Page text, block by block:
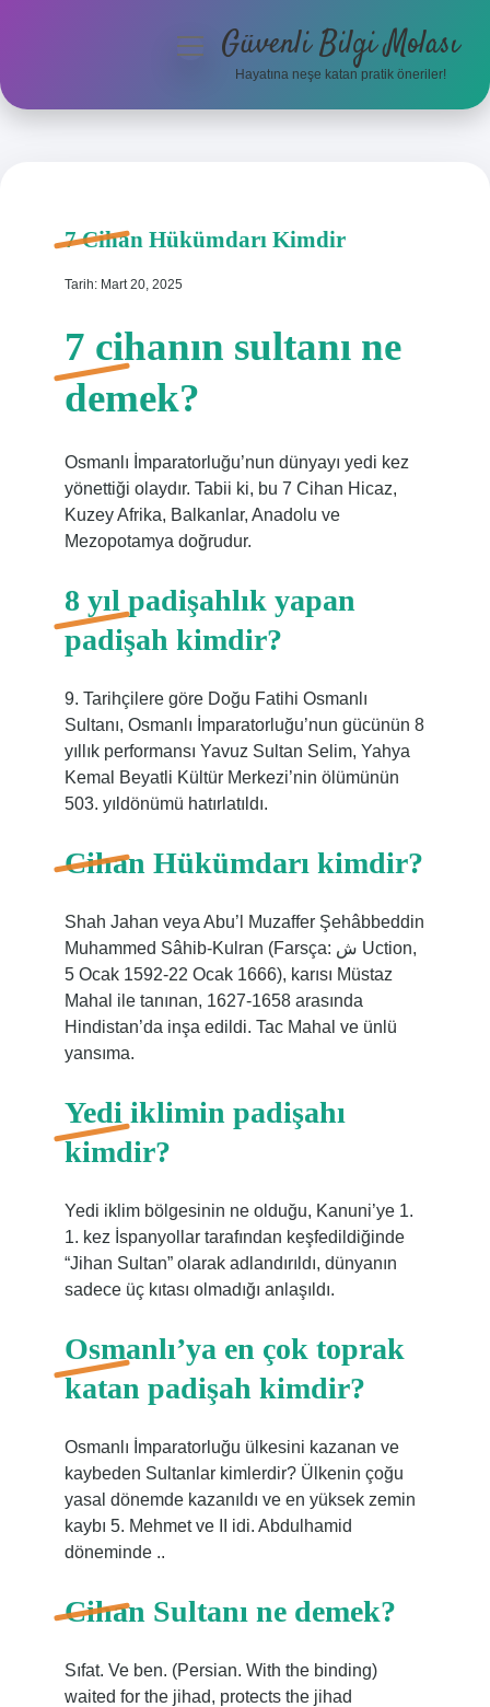
Anasayfa
menüyüGüvenli Bilgi Molası
Hayatına neşe katan pratik öneriler!
7 Cihan Hükümdarı Kimdir
Tarih: Mart 20, 2025
7 cihanın sultanı ne
demek?
Osmanlı İmparatorluğu’nun dünyayı yedi kez
yönettiği olaydır. Tabii ki, bu 7 Cihan Hicaz,
Kuzey Afrika, Balkanlar, Anadolu ve
Mezopotamya doğrudur.
8 yıl padişahlık yapan
padişah kimdir?
9. Tarihçilere göre Doğu Fatihi Osmanlı
Sultanı, Osmanlı İmparatorluğu’nun gücünün 8
yıllık performansı Yavuz Sultan Selim, Yahya
Kemal Beyatli Kültür Merkezi’nin ölümünün
503. yıldönümü hatırlatıldı.
Cihan Hükümdarı kimdir?
Shah Jahan veya Abu’l Muzaffer Şehâbbeddin
Muhammed Sâhib-Kulran (Farsça: ش Uction,
5 Ocak 1592-22 Ocak 1666), karısı Müstaz
Mahal ile tanınan, 1627-1658 arasında
Hindistan’da inşa edildi. Tac Mahal ve ünlü
yansıma.
Yedi iklimin padişahı
kimdir?
Yedi iklim bölgesinin ne olduğu, Kanuni’ye 1.
1. kez İspanyollar tarafından keşfedildiğinde
“Jihan Sultan” olarak adlandırıldı, dünyanın
sadece üç kıtası olmadığı anlaşıldı.
Osmanlı’ya en çok toprak
katan padişah kimdir?
Osmanlı İmparatorluğu ülkesini kazanan ve
kaybeden Sultanlar kimlerdir? Ülkenin çoğu
yasal dönemde kazanıldı ve en yüksek zemin
kaybı 5. Mehmet ve II idi. Abdulhamid
döneminde ..
Cihan Sultanı ne demek?
Sıfat. Ve ben. (Persian. With the binding)
waited for the jihad, protects the jihad